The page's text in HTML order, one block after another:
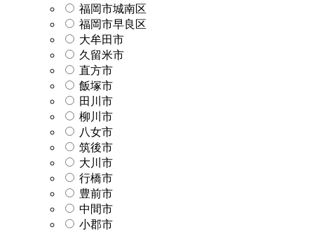
福岡市城南区
福岡市早良区
大牟田市
久留米市
直方市
飯塚市
田川市
柳川市
八女市
筑後市
大川市
行橋市
豊前市
中間市
小郡市